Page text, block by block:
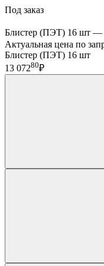
Под заказ
Блистер (ПЭТ) 16 шт —
Актуальная цена по
Блистер (ПЭТ) 16 шт
13 07280₽